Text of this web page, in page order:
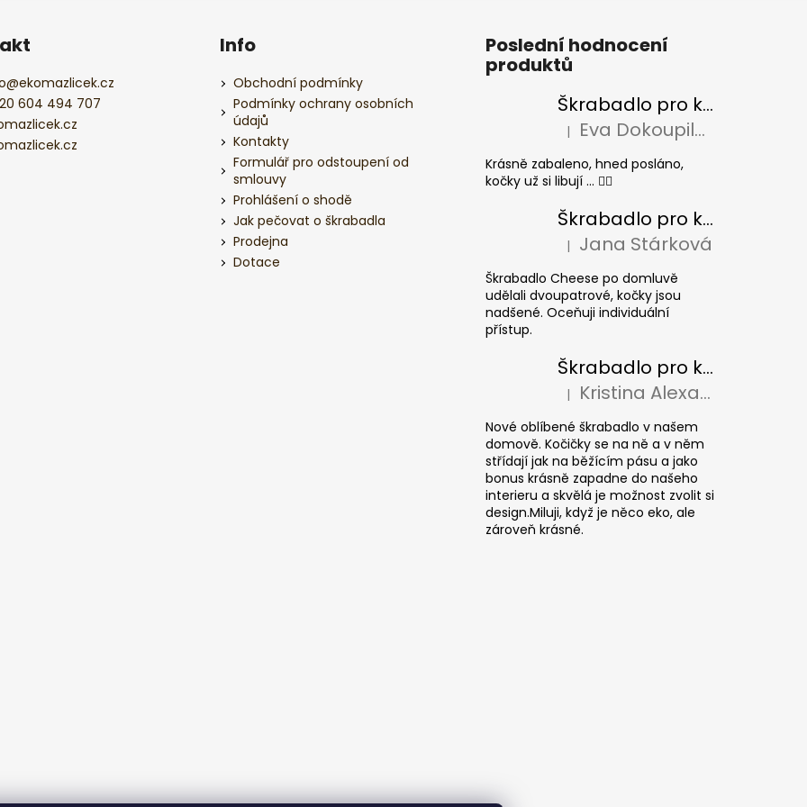
@ekomazlicek.cz
604 494 707
Info
Obchodní podmínky
Podmínky ochrany osobních
údajů
Kontakty
Formulář pro odstoupení od
smlouvy
Prohlášení o shodě
Jak pečovat o škrabadla
Prodejna
Dotace
Poslední hodnocení
produktů
Škrabadlo pro kočky BASIC Colour
Hodnocení produktu je 5 z 5 hvězdiček.
| Eva Dokoupilová
Krásně zabaleno, hned posláno,
kočky už si libují ... 👍🏻
Škrabadlo pro kočky CHEESE ELIPSE colour
Hodnocení produktu je 5 z 5 hvězdiček.
| Jana Stárková
Škrabadlo Cheese po domluvě
udělali dvoupatrové, kočky jsou
nadšené. Oceňuji individuální
přístup.
Škrabadlo pro kočky CUBE Colour
Hodnocení produktu je 5 z 5 hvězdiček.
| Kristina Alexandrová
Nové oblíbené škrabadlo v našem
domově. Kočičky se na ně a v něm
střídají jak na běžícím pásu a jako
bonus krásně zapadne do našeho
interieru a skvělá je možnost zvolit si
design.Miluji, když je něco eko, ale
zároveň krásné.